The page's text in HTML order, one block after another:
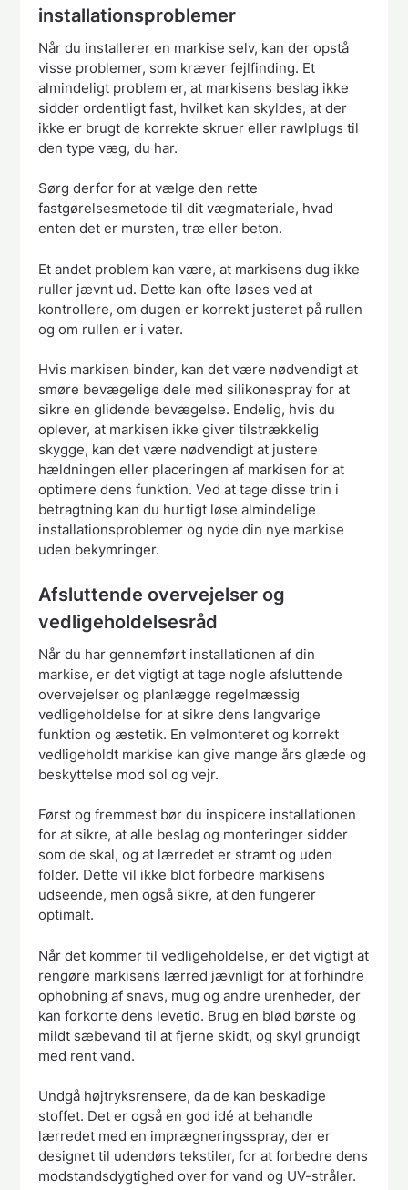
installationsproblemer
Når du installerer en markise selv, kan der opstå
visse problemer, som kræver fejlfinding. Et
almindeligt problem er, at markisens beslag ikke
sidder ordentligt fast, hvilket kan skyldes, at der
ikke er brugt de korrekte skruer eller rawlplugs til
den type væg, du har.
Sørg derfor for at vælge den rette
fastgørelsesmetode til dit vægmateriale, hvad
enten det er mursten, træ eller beton.
Et andet problem kan være, at markisens dug ikke
ruller jævnt ud. Dette kan ofte løses ved at
kontrollere, om dugen er korrekt justeret på rullen
og om rullen er i vater.
Hvis markisen binder, kan det være nødvendigt at
smøre bevægelige dele med silikonespray for at
sikre en glidende bevægelse. Endelig, hvis du
oplever, at markisen ikke giver tilstrækkelig
skygge, kan det være nødvendigt at justere
hældningen eller placeringen af markisen for at
optimere dens funktion. Ved at tage disse trin i
betragtning kan du hurtigt løse almindelige
installationsproblemer og nyde din nye markise
uden bekymringer.
Afsluttende overvejelser og
vedligeholdelsesråd
Når du har gennemført installationen af din
markise, er det vigtigt at tage nogle afsluttende
overvejelser og planlægge regelmæssig
vedligeholdelse for at sikre dens langvarige
funktion og æstetik. En velmonteret og korrekt
vedligeholdt markise kan give mange års glæde og
beskyttelse mod sol og vejr.
Først og fremmest bør du inspicere installationen
for at sikre, at alle beslag og monteringer sidder
som de skal, og at lærredet er stramt og uden
folder. Dette vil ikke blot forbedre markisens
udseende, men også sikre, at den fungerer
optimalt.
Når det kommer til vedligeholdelse, er det vigtigt at
rengøre markisens lærred jævnligt for at forhindre
ophobning af snavs, mug og andre urenheder, der
kan forkorte dens levetid. Brug en blød børste og
mildt sæbevand til at fjerne skidt, og skyl grundigt
med rent vand.
Undgå højtryksrensere, da de kan beskadige
stoffet. Det er også en god idé at behandle
lærredet med en imprægneringsspray, der er
designet til udendørs tekstiler, for at forbedre dens
modstandsdygtighed over for vand og UV-stråler.